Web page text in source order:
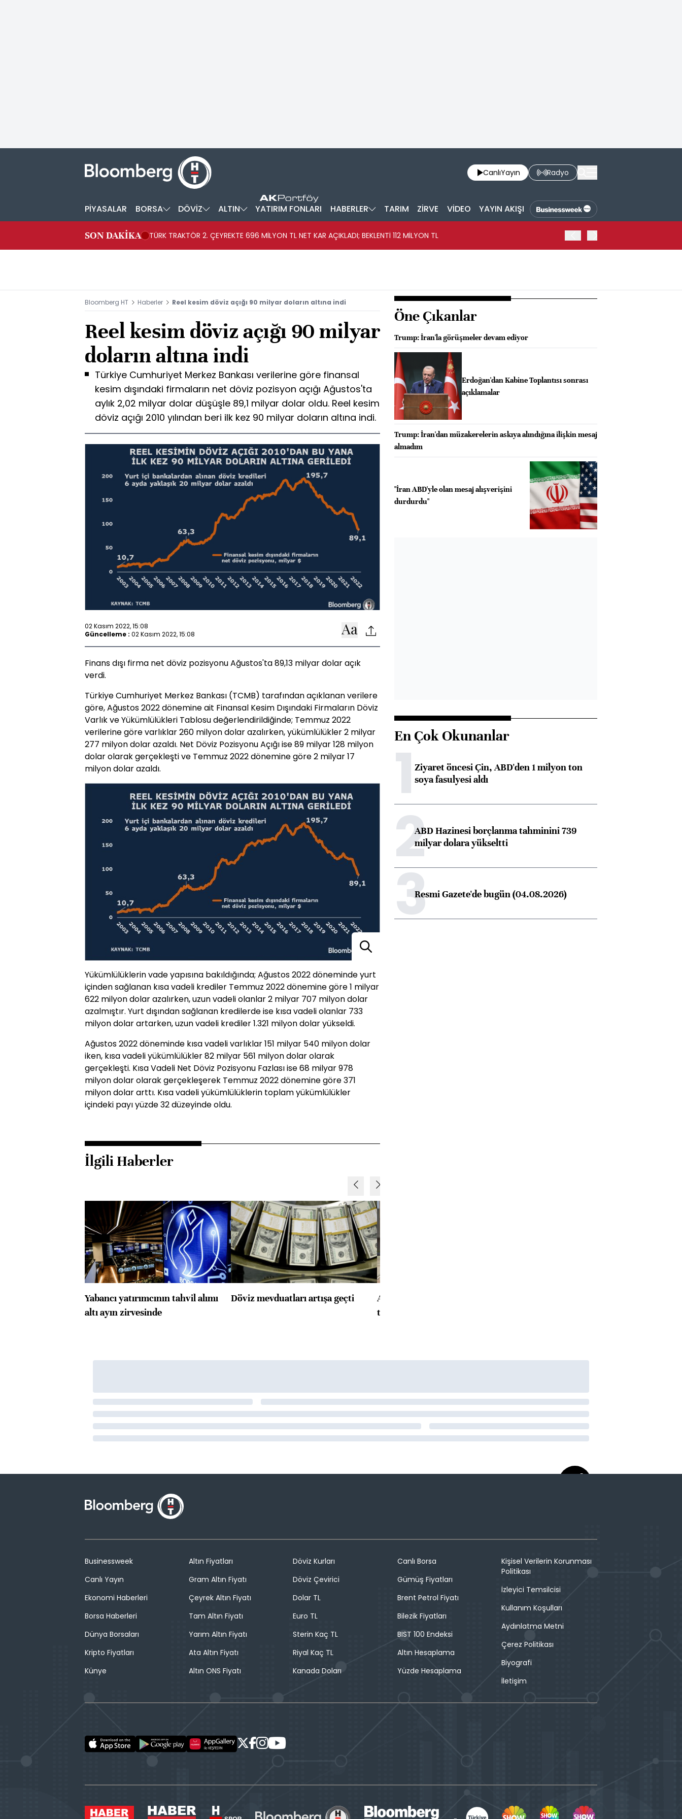
CanlıYayın Radyo
PİYASALAR BORSA DÖVİZ ALTIN YATIRIM FONLARI HABERLER TARIM ZİRVE VİDEO YAYIN AKIŞI
SON DAKİKA TÜRK TRAKTÖR 2. ÇEYREKTE 696 MİLYON TL NET KAR AÇIKLADI; BEKLENTİ 112 MİLYON TL
Bloomberg HT Haberler Reel kesim döviz açığı 90 milyar doların altına indi
Reel kesim döviz açığı 90 milyar
doların altına indi
Türkiye Cumhuriyet Merkez Bankası verilerine göre finansal
kesim dışındaki firmaların net döviz pozisyon açığı Ağustos'ta
aylık 2,02 milyar dolar düşüşle 89,1 milyar dolar oldu. Reel kesim
döviz açığı 2010 yılından beri ilk kez 90 milyar doların altına indi.
02 Kasım 2022, 15:08
Güncelleme : 02 Kasım 2022, 15:08
Finans dışı firma net döviz pozisyonu Ağustos'ta 89,13 milyar dolar açık
verdi.
Türkiye Cumhuriyet Merkez Bankası (TCMB) tarafından açıklanan verilere
göre, Ağustos 2022 dönemine ait Finansal Kesim Dışındaki Firmaların Döviz
Varlık ve Yükümlülükleri Tablosu değerlendirildiğinde; Temmuz 2022
verilerine göre varlıklar 260 milyon dolar azalırken, yükümlülükler 2 milyar
277 milyon dolar azaldı. Net Döviz Pozisyonu Açığı ise 89 milyar 128 milyon
dolar olarak gerçekleşti ve Temmuz 2022 dönemine göre 2 milyar 17
milyon dolar azaldı.
Yükümlülüklerin vade yapısına bakıldığında; Ağustos 2022 döneminde yurt
içinden sağlanan kısa vadeli krediler Temmuz 2022 dönemine göre 1 milyar
622 milyon dolar azalırken, uzun vadeli olanlar 2 milyar 707 milyon dolar
azalmıştır. Yurt dışından sağlanan kredilerde ise kısa vadeli olanlar 733
milyon dolar artarken, uzun vadeli krediler 1.321 milyon dolar yükseldi.
Ağustos 2022 döneminde kısa vadeli varlıklar 151 milyar 540 milyon dolar
iken, kısa vadeli yükümlülükler 82 milyar 561 milyon dolar olarak
gerçekleşti. Kısa Vadeli Net Döviz Pozisyonu Fazlası ise 68 milyar 978
milyon dolar olarak gerçekleşerek Temmuz 2022 dönemine göre 371
milyon dolar arttı. Kısa vadeli yükümlülüklerin toplam yükümlülükler
içindeki payı yüzde 32 düzeyinde oldu.
İlgili Haberler
Yabancı yatırımcının tahvil alımı
altı ayın zirvesinde
Döviz mevduatları artışa geçti
ABD'de konut başlangıçları
toparlandı
Öne Çıkanlar
Trump: İran'la görüşmeler devam ediyor
Erdoğan'dan Kabine Toplantısı sonrası
açıklamalar
Trump: İran'dan müzakerelerin askıya alındığına ilişkin mesaj
almadım
"İran ABD'yle olan mesaj alışverişini
durdurdu"
En Çok Okunanlar
1Ziyaret öncesi Çin, ABD'den 1 milyon ton
soya fasulyesi aldı
2ABD Hazinesi borçlanma tahminini 739
milyar dolara yükseltti
3Resmi Gazete'de bugün (04.08.2026)
Businessweek
Canlı Yayın
Ekonomi Haberleri
Borsa Haberleri
Dünya Borsaları
Kripto Fiyatları
Künye
Altın Fiyatları
Gram Altın Fiyatı
Çeyrek Altın Fiyatı
Tam Altın Fiyatı
Yarım Altın Fiyatı
Ata Altın Fiyatı
Altın ONS Fiyatı
Döviz Kurları
Döviz Çevirici
Dolar TL
Euro TL
Sterin Kaç TL
Riyal Kaç TL
Kanada Doları
Canlı Borsa
Gümüş Fiyatları
Brent Petrol Fiyatı
Bilezik Fiyatları
BIST 100 Endeksi
Altın Hesaplama
Yüzde Hesaplama
Kişisel Verilerin Korunması
Politikası
İzleyici Temsilcisi
Kullanım Koşulları
Aydınlatma Metni
Çerez Politikası
Biyografi
İletişim